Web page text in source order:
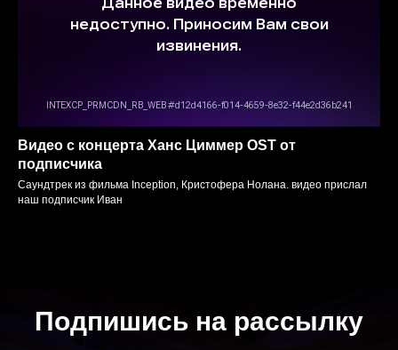
Видео с концерта Ханс Циммер OST от
подписчика
Саундтрек из фильма Inception, Кристофера Нолана. видео прислал
наш подписчик Иван
Подпишись на рассылку